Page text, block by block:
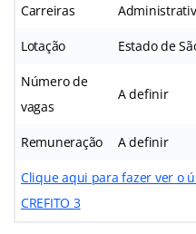
Carreiras
Lotação Estado de
Número de
vagas
A definir
Remuneração A definir
Clique aqui para fazer ver o
CREFITO 3